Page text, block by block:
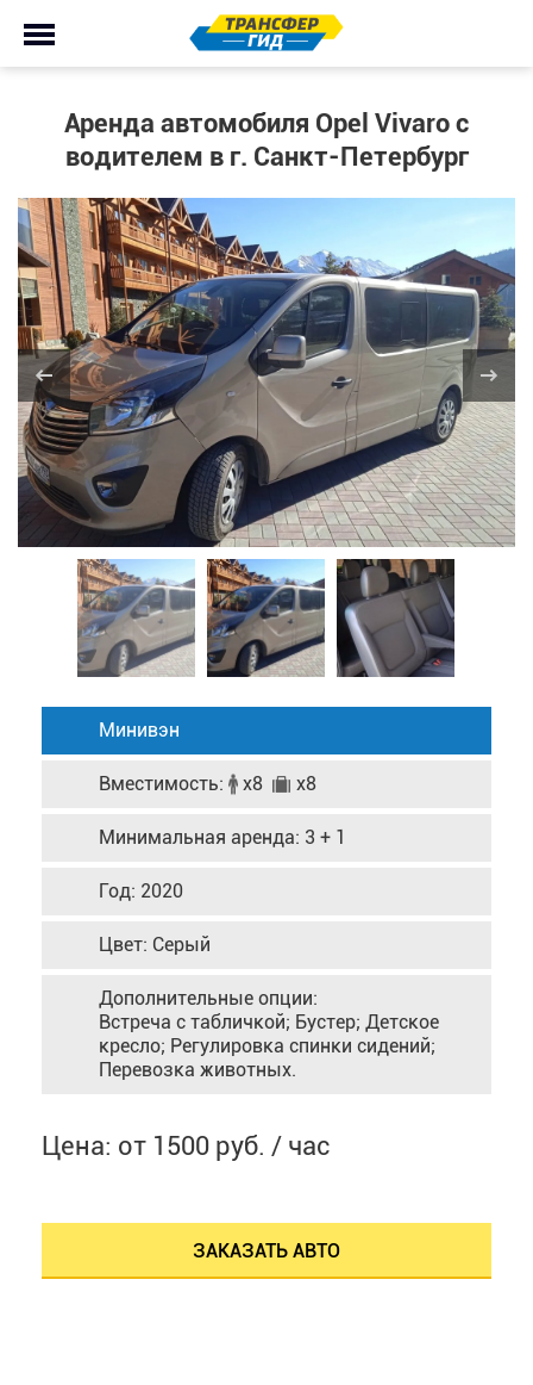
Аренда автомобиля Opel Vivaro с
водителем в г. Санкт-Петербург
Минивэн
Вместимость: x8 x8
Минимальная аренда: 3 + 1
Год: 2020
Цвет: Серый
Дополнительные опции:
Встреча с табличкой; Бустер; Детское
кресло; Регулировка спинки сидений;
Перевозка животных.
Цена: от 1500 руб. / час
ЗАКАЗАТЬ АВТО